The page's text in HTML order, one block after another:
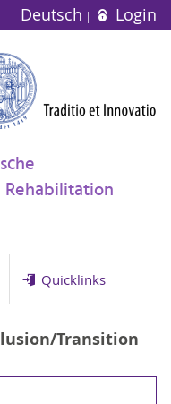
Deutsch Login
Quicklinks
Transition